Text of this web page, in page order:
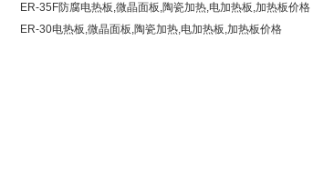
ER-35F防腐电热板,微晶面板,陶瓷加热,电加热板,加热板价格
ER-30电热板,微晶面板,陶瓷加热,电加热板,加热板价格